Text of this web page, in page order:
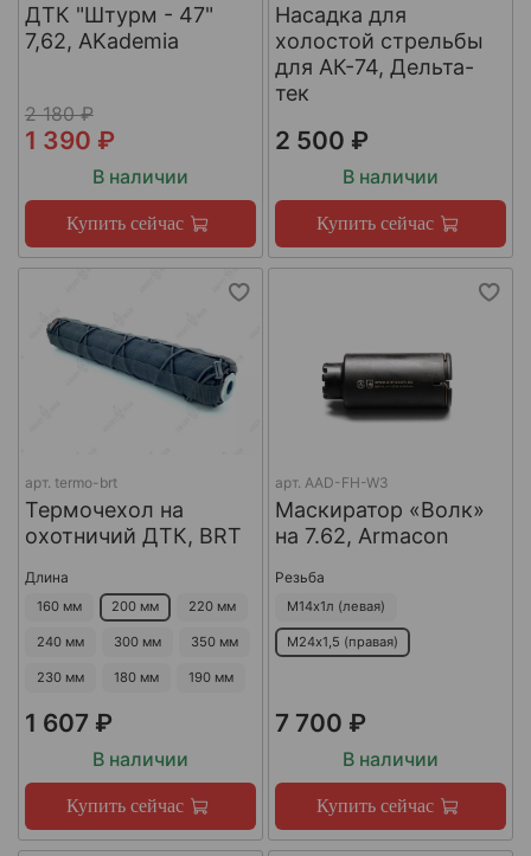
ДТК "Штурм - 47"
7,62, AKademia
2 180 ₽
1 390 ₽
В наличии
Купить сейчас
Насадка для
холостой стрельбы
для АК-74, Дельта-
тек
2 500 ₽
В наличии
Купить сейчас
арт. termo-brt
Термочехол на
охотничий ДТК, BRT
Длина
160 мм 200 мм 220 мм
240 мм 300 мм 350 мм
230 мм 180 мм 190 мм
1 607 ₽
В наличии
Купить сейчас
арт. AAD-FH-W3
Маскиратор «Волк»
на 7.62, Armacon
Резьба
М14х1л (левая)
М24х1,5 (правая)
7 700 ₽
В наличии
Купить сейчас